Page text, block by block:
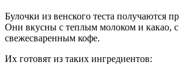
Булочки из венского теста получаются
Они вкусны с теплым молоком и какао,
свежесваренным кофе.
Их готовят из таких ингредиентов: